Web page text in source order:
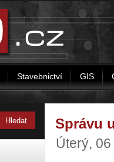
Stavebnictví GIS
Správu
Úterý,